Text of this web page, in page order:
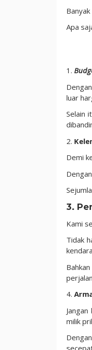
Apa
1.
luar
Selain
2.
Demi
3.
Kami
Tidak
4.
milik